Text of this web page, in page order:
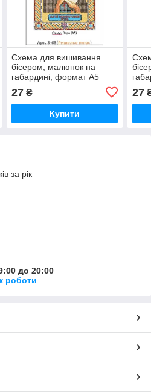
Схема для вишивання
бісером, малюнок на
габардині, формат А5
27₴
Купити
27
за рік
до 20:00
роботи